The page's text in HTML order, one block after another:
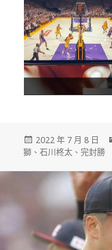
發
佈
2022 年 7 月 8 日
獅 、石川柊太 、完封勝